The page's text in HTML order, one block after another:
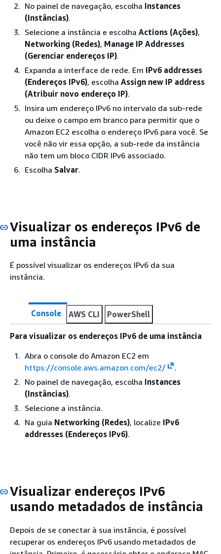
No painel de navegação, escolha Instances
(Instâncias).
Selecione a instância e escolha Actions (Ações),
Networking (Redes), Manage IP Addresses
(Gerenciar endereços IP).
Expanda a interface de rede. Em IPv6 addresses
(Endereços IPv6), escolha Assign new IP address
(Atribuir novo endereço IP).
Insira um endereço IPv6 no intervalo da sub-rede
ou deixe o campo em branco para permitir que o
Amazon EC2 escolha o endereço IPv6 para você. Se
você não vir essa opção, a sub-rede da instância
não tem um bloco CIDR IPv6 associado.
Escolha Salvar.
Visualizar os endereços IPv6 de
uma instância
É possível visualizar os endereços IPv6 da sua
instância.
Console AWS CLI PowerShell
Para visualizar os endereços IPv6 de uma instância
Abra o console do Amazon EC2 em
https://console.aws.amazon.com/ec2/
.
No painel de navegação, escolha Instances
(Instâncias).
Selecione a instância.
Na guia Networking (Redes), localize IPv6
addresses (Endereços IPv6).
Visualizar endereços IPv6
usando metadados de instância
Depois de se conectar à sua instância, é possível
recuperar os endereços IPv6 usando metadados de